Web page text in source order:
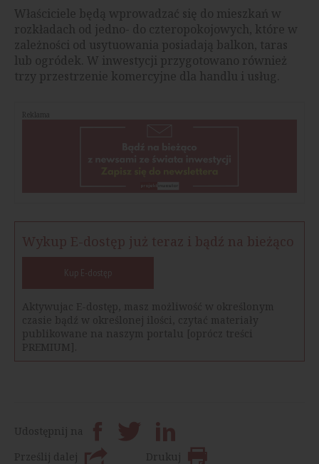
Właściciele będą wprowadzać się do mieszkań w
rozkładach od jedno- do czteropokojowych, które w
zależności od usytuowania posiadają balkon, taras
lub ogródek. W inwestycji przygotowano również
trzy przestrzenie komercyjne dla handlu i usług.
Reklama
Wykup E-dostęp już teraz i bądź na bieżąco
Kup E-dostęp
Aktywujac E-dostęp, masz możliwość w określonym
czasie bądź w określonej ilości, czytać materiały
publikowane na naszym portalu [oprócz treści
PREMIUM].
Udostępnij na
Prześlij dalej
Drukuj